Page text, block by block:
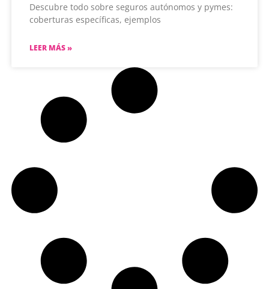
Descubre todo sobre seguros autónomos y pymes:
coberturas específicas, ejemplos
LEER MÁS »